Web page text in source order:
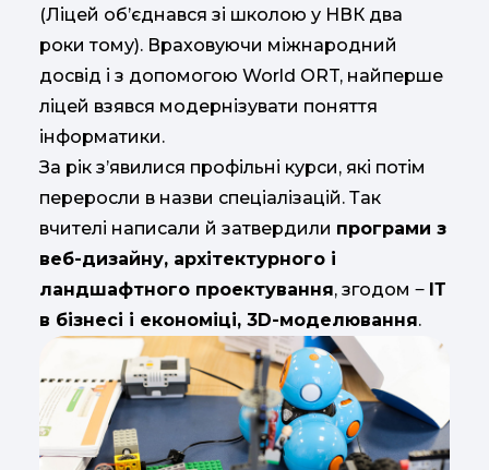
(Ліцей об’єднався зі школою у НВК два
роки тому). Враховуючи міжнародний
досвід і з допомогою World ORT, найперше
ліцей взявся модернізувати поняття
інформатики.
За рік з’явилися профільні курси, які потім
переросли в назви спеціалізацій. Так
вчителі написали й затвердили програми з
веб-дизайну, архітектурного і
ландшафтного проектування, згодом ‒ ІТ
в бізнесі і економіці, 3D-моделювання.